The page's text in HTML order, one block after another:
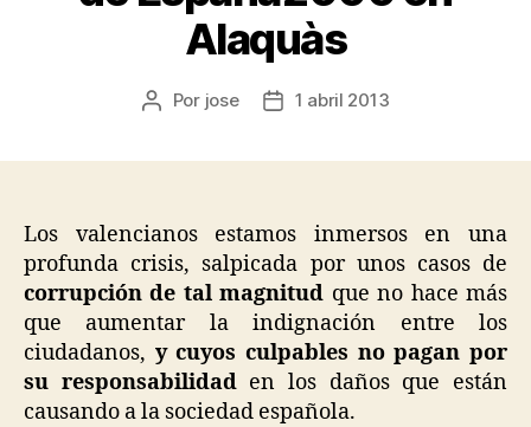
Alaquàs
Por jose 1 abril 2013
Los valencianos estamos inmersos en una
profunda crisis, salpicada por unos casos de
corrupción de tal magnitud que no hace más
que aumentar la indignación entre los
ciudadanos, y cuyos culpables no pagan por
su responsabilidaden los daños que están
causando a la sociedad española.